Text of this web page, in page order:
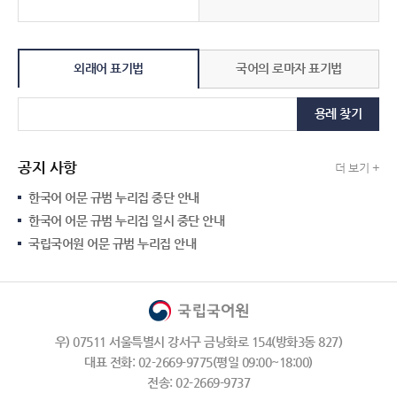
외래어 표기법 국어의 로마자 표기법
용례 찾기
공지 사항 더 보기 +
한국어 어문 규범 누리집 중단 안내
한국어 어문 규범 누리집 일시 중단 안내
국립국어원 어문 규범 누리집 안내
우) 07511 서울특별시 강서구 금낭화로 154(방화3동 827)
대표 전화: 02-2669-9775(평일 09:00~18:00)
전송: 02-2669-9737